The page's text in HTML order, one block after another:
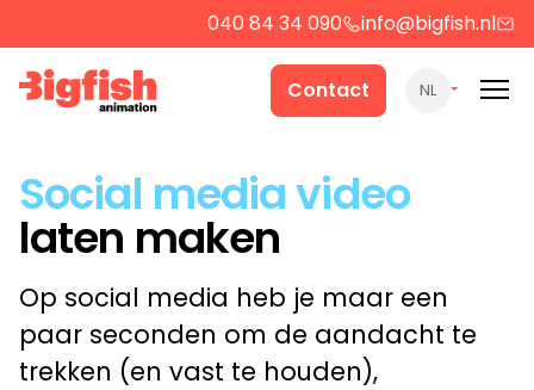
040 84 34 090 info@bigfish.nl
Contact NL
Werk
Producten
Over ons
Social media video
laten maken
Op social media heb je maar een
paar seconden om de aandacht te
trekken (en vast te houden),